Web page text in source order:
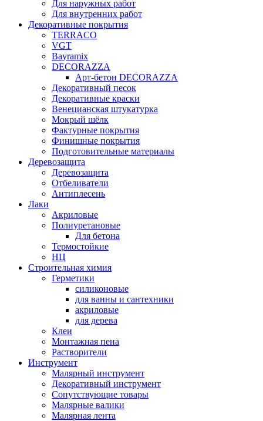
Для наружных работ
Для внутренних работ
Декоративные покрытия
TERRACO
VGT
Bayramix
DECORAZZA
Арт-бетон DECORAZZA
Декоративный песок
Декоративные краски
Венецианская штукатурка
Мокрый шёлк
Фактурные покрытия
Финишные покрытия
Подготовительные материалы
Деревозащита
Деревозащита
Отбеливатели
Антиплесень
Лаки
Акриловые
Полиуретановые
Для бетона
Термостойкие
НЦ
Строительная химия
Герметики
силиконовые
для ванны и сантехники
акриловые
для дерева
Клеи
Монтажная пена
Растворители
Инструмент
Малярный инструмент
Декоративный инструмент
Сопутствующие товары
Малярные валики
Малярная лента